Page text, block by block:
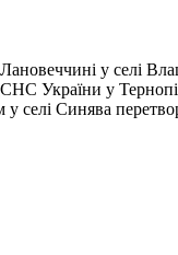
у селі
України у
селі Синява